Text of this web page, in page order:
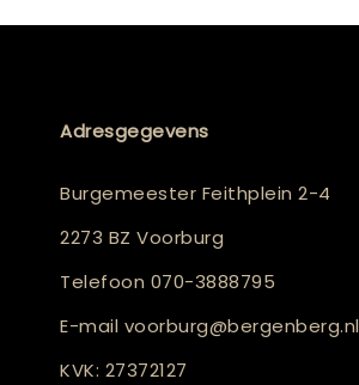
Adresgegevens
Burgemeester Feithplein 2-4
2273 BZ Voorburg
Telefoon 070-3888795
E-mail voorburg@bergenberg.nl
KVK: 27372127